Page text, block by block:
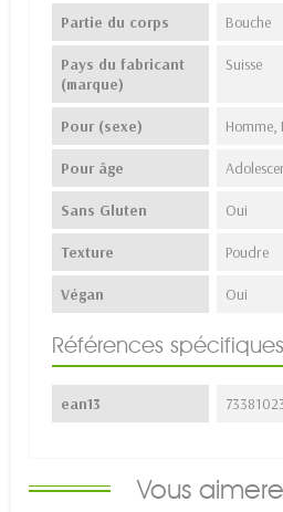
Partie du corps Bouche
Pays du fabricant
(marque)
Suisse
Pour (sexe) Homme,
Pour âge
Sans Gluten Oui
Texture Poudre
Végan Oui
Références spécifiques
ean13
Vous